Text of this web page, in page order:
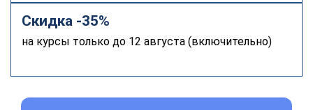
Скидка -35%
на курсы только до 12 августа (включительно)